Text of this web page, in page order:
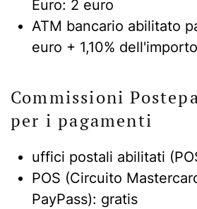
Euro: 2 euro
ATM bancario abilitato
euro + 1,10%
Commissioni
per i pagamenti
uffici postali abilitati
POS (Circuito
PayPass): gratis